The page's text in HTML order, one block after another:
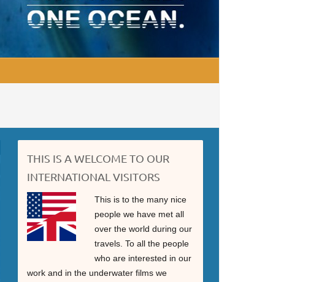
THIS IS A WELCOME TO OUR
INTERNATIONAL VISITORS
This is to the many nice
people we have met all
over the world during our
travels. To all the people
who are interested in our
work and in the underwater films we